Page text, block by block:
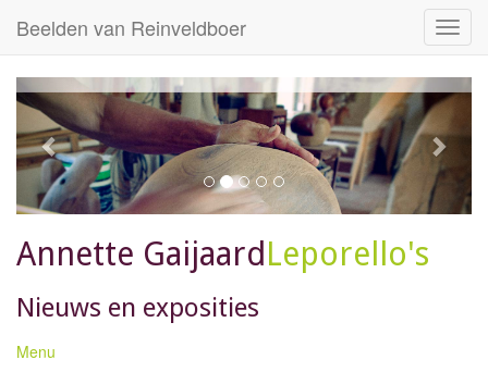
Beelden van Reinveldboer
Annette GaijaardLeporello's
Nieuws en exposities
Menu